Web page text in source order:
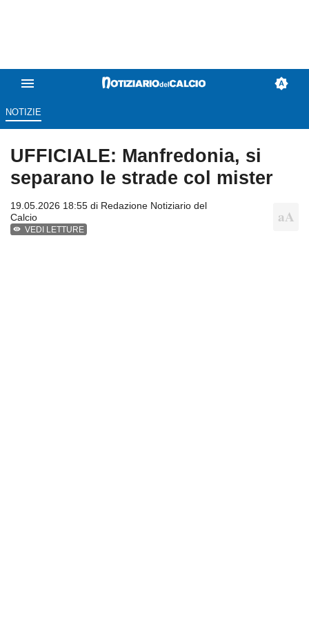
NOTIZIE
UFFICIALE: Manfredonia, si
separano le strade col mister
19.05.2026 18:55 di Redazione Notiziario del
Calcio
VEDI LETTURE